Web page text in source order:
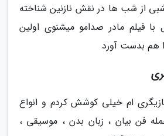
سریال شبی از شب ها در نقش نازنین شناخته
فیلم مادر صدامو میشنوی اولین
هم بدست آورد
ام خیلی کوشش کردم و انواع
فن بیان ، زبان بدن ، موسیقی ،